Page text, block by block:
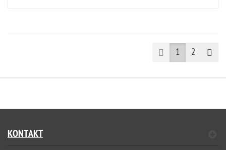
Prev1 2
KONTAKT